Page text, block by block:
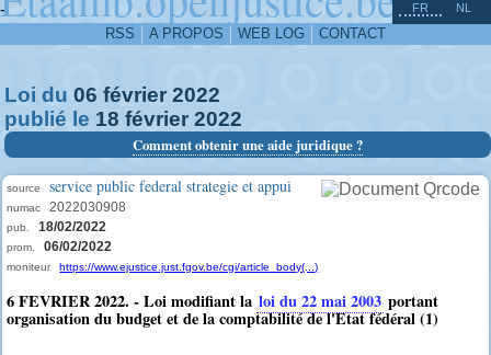
-
RSS A PROPOS WEB LOG CONTACT
FR NL
Loi du 06 février 2022
publié le 18 février 2022
Comment obtenir une aide juridique ?
source service public federal strategie et appui
numac 2022030908
pub. 18/02/2022
prom. 06/02/2022
moniteur https://www.ejustice.just.fgov.be/cgi/article_body(...)
6 FEVRIER 2022. - Loi modifiant la loi du 22 mai 2003 portant
organisation du budget et de la comptabilité de l'Etat fédéral (1)
^